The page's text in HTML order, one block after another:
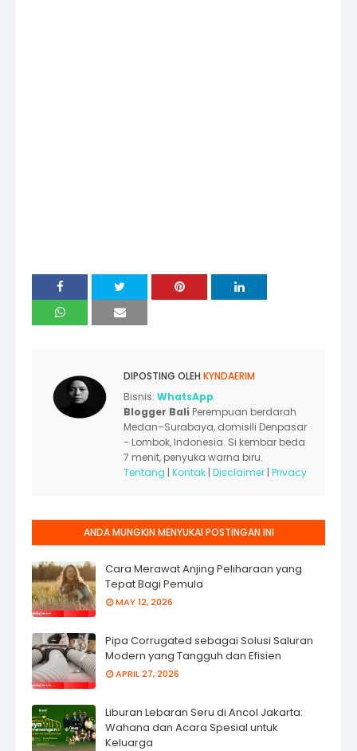
DIPOSTING OLEH KYNDAERIM
Bisnis: WhatsApp
Blogger Bali Perempuan berdarah
Medan–Surabaya, domisili Denpasar
- Lombok, Indonesia. Si kembar beda
7 menit, penyuka warna biru.
Tentang | Kontak | Disclaimer | Privacy
ANDA MUNGKIN MENYUKAI POSTINGAN INI
Cara Merawat Anjing Peliharaan yang
Tepat Bagi Pemula
MAY 12, 2026
Pipa Corrugated sebagai Solusi Saluran
Modern yang Tangguh dan Efisien
APRIL 27, 2026
Liburan Lebaran Seru di Ancol Jakarta:
Wahana dan Acara Spesial untuk
Keluarga